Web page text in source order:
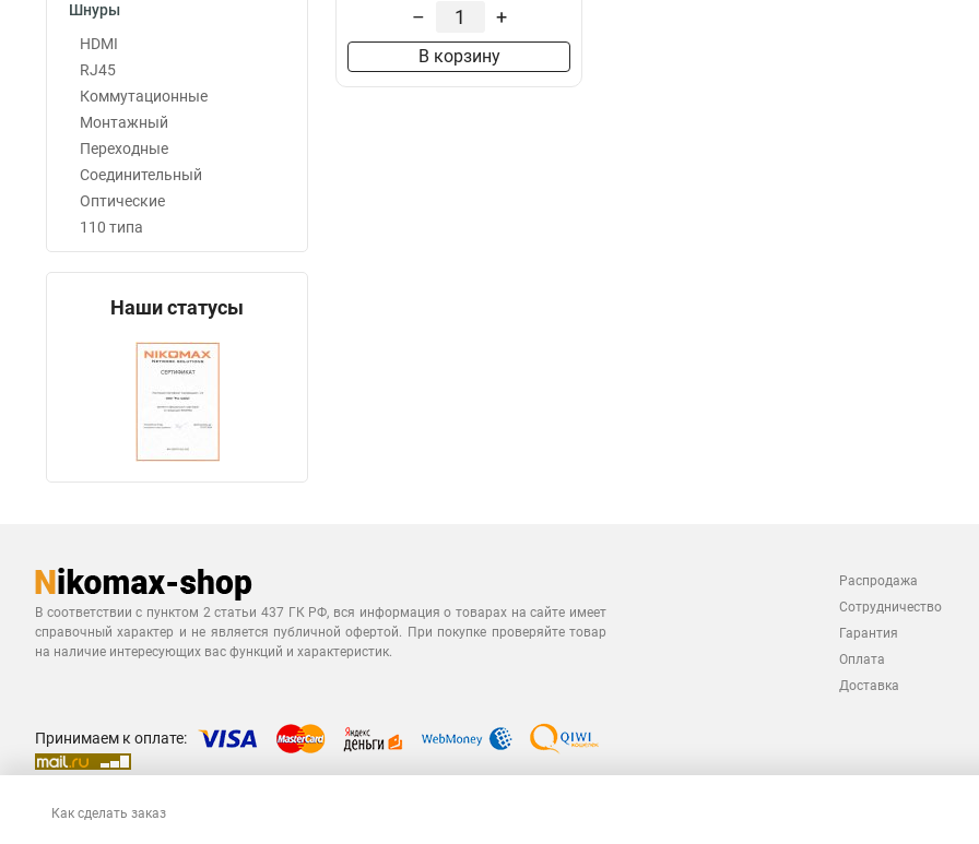
Шнуры
HDMI
RJ45
Коммутационные
Монтажный
Переходные
Соединительный
Оптические
110 типа
Наши статусы
– +
В корзину
В соответствии с пунктом 2 статьи 437 ГК РФ, вся информация о товарах на сайте имеет
справочный характер и не является публичной офертой. При покупке проверяйте товар
на наличие интересующих вас функций и характеристик.
Распродажа
Сотрудничество
Гарантия
Оплата
Доставка
Принимаем к оплате:
Как сделать заказ